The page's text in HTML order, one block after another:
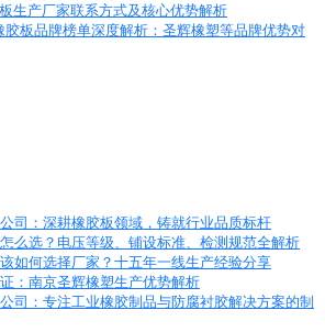
生产厂家联系方式及核心优势解析
板品牌榜单深度解析：圣辉橡塑等品牌优势对
司：深耕橡胶板领域，铸就行业品质标杆
么选？电压等级、铺设标准、检测规范全解析
如何选择厂家？十五年一线生产经验分享
：南京圣辉橡塑生产优势解析
司：专注工业橡胶制品与防腐衬胶解决方案的制